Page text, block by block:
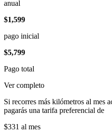
anual
$1,599
pago inicial
$5,799
Pago total
Ver completo
Si recorres más kilómetros al mes
pagarás una tarifa preferencial de
$331 al mes